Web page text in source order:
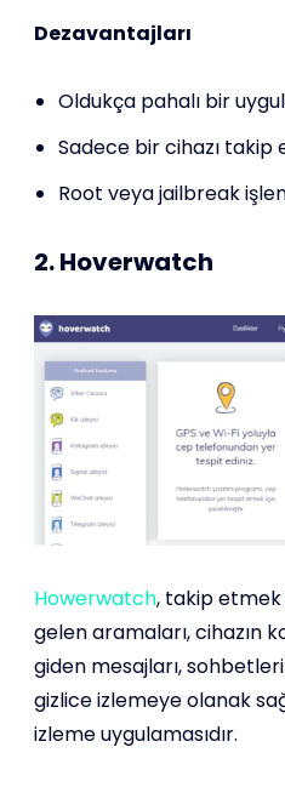
Dezavantajları
Oldukça pahalı bir
Sadece bir cihazı takip
Root veya jailbreak
2. Hoverwatch
Howerwatch, takip
gelen aramaları, cihazın
giden mesajları,
gizlice izlemeye olanak
izleme uygulamasıdır.